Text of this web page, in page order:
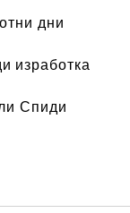
дни
изработка
Спиди